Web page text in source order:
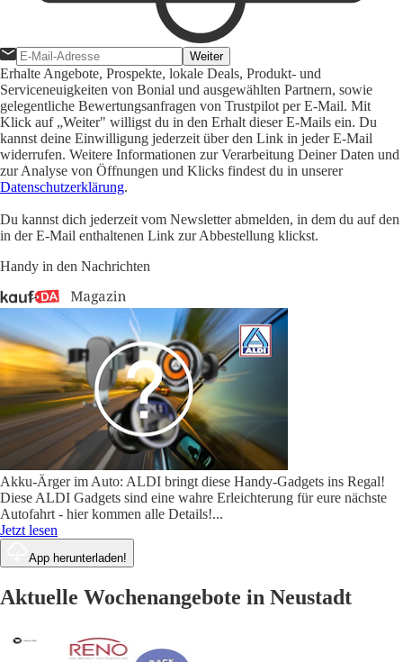
Weiter
Erhalte Angebote, Prospekte, lokale Deals, Produkt- und
Serviceneuigkeiten von Bonial und ausgewählten Partnern, sowie
gelegentliche Bewertungsanfragen von Trustpilot per E-Mail. Mit
Klick auf „Weiter" willigst du in den Erhalt dieser E-Mails ein. Du
kannst deine Einwilligung jederzeit über den Link in jeder E-Mail
widerrufen. Weitere Informationen zur Verarbeitung Deiner Daten und
zur Analyse von Öffnungen und Klicks findest du in unserer
Datenschutzerklärung.
Du kannst dich jederzeit vom Newsletter abmelden, in dem du auf den
in der E-Mail enthaltenen Link zur Abbestellung klickst.
Handy in den Nachrichten
Akku-Ärger im Auto: ALDI bringt diese Handy-Gadgets ins Regal!
Diese ALDI Gadgets sind eine wahre Erleichterung für eure nächste
Autofahrt - hier kommen alle Details!...
Jetzt lesen
App herunterladen!
Aktuelle Wochenangebote in Neustadt